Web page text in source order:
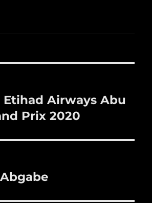
Etihad Airways Abu
Prix 2020